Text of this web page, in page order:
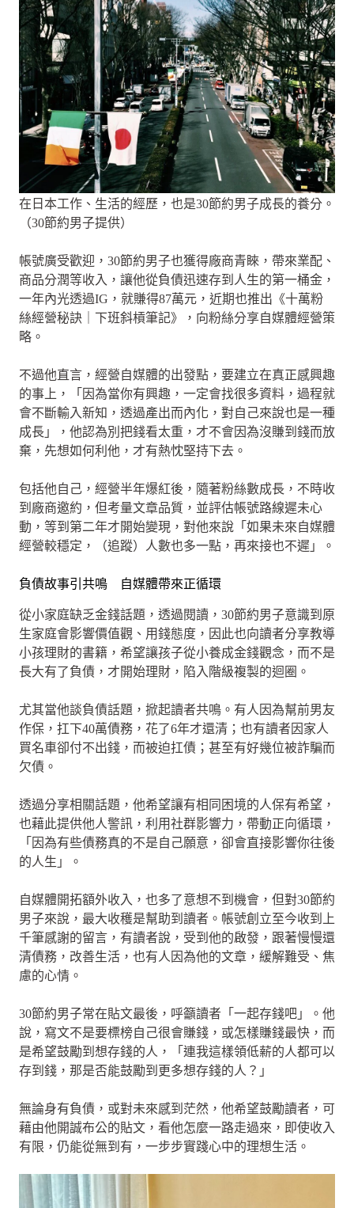
在日本工作、生活的經歷，也是30節約男子成長的養分。
（30節約男子提供）
帳號廣受歡迎，30節約男子也獲得廠商青睞，帶來業配、
商品分潤等收入，讓他從負債迅速存到人生的第一桶金，
一年內光透過IG，就賺得87萬元，近期也推出《十萬粉
絲經營秘訣｜下班斜槓筆記》，向粉絲分享自媒體經營策
略。
不過他直言，經營自媒體的出發點，要建立在真正感興趣
的事上，「因為當你有興趣，一定會找很多資料，過程就
會不斷輸入新知，透過產出而內化，對自己來說也是一種
成長」，他認為別把錢看太重，才不會因為沒賺到錢而放
棄，先想如何利他，才有熱忱堅持下去。
包括他自己，經營半年爆紅後，隨著粉絲數成長，不時收
到廠商邀約，但考量文章品質，並評估帳號路線遲未心
動，等到第二年才開始變現，對他來說「如果未來自媒體
經營較穩定，（追蹤）人數也多一點，再來接也不遲」。
負債故事引共鳴 自媒體帶來正循環
從小家庭缺乏金錢話題，透過閱讀，30節約男子意識到原
生家庭會影響價值觀、用錢態度，因此也向讀者分享教導
小孩理財的書籍，希望讓孩子從小養成金錢觀念，而不是
長大有了負債，才開始理財，陷入階級複製的迴圈。
尤其當他談負債話題，掀起讀者共鳴。有人因為幫前男友
作保，扛下40萬債務，花了6年才還清；也有讀者因家人
買名車卻付不出錢，而被迫扛債；甚至有好幾位被詐騙而
欠債。
透過分享相關話題，他希望讓有相同困境的人保有希望，
也藉此提供他人警訊，利用社群影響力，帶動正向循環，
「因為有些債務真的不是自己願意，卻會直接影響你往後
的人生」。
自媒體開拓額外收入，也多了意想不到機會，但對30節約
男子來說，最大收穫是幫助到讀者。帳號創立至今收到上
千筆感謝的留言，有讀者說，受到他的啟發，跟著慢慢還
清債務，改善生活，也有人因為他的文章，緩解難受、焦
慮的心情。
30節約男子常在貼文最後，呼籲讀者「一起存錢吧」。他
說，寫文不是要標榜自己很會賺錢，或怎樣賺錢最快，而
是希望鼓勵到想存錢的人，「連我這樣領低薪的人都可以
存到錢，那是否能鼓勵到更多想存錢的人？」
無論身有負債，或對未來感到茫然，他希望鼓勵讀者，可
藉由他開誠布公的貼文，看他怎麼一路走過來，即使收入
有限，仍能從無到有，一步步實踐心中的理想生活。